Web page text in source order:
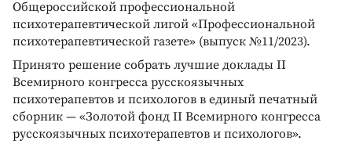
Общероссийской профессиональной
психотерапевтической лигой «Профессиональной
психотерапевтической газете» (выпуск №11/2023).
Принято решение собрать лучшие доклады II
Всемирного конгресса русскоязычных
психотерапевтов и психологов в единый печатный
сборник — «Золотой фонд II Всемирного конгресса
русскоязычных психотерапевтов и психологов».